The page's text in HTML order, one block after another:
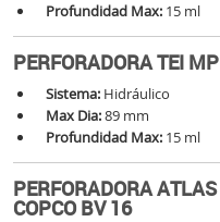
Profundidad Max: 15 ml
PERFORADORA TEI MP
Sistema: Hidráulico
Max Dia:89 mm
Profundidad Max: 15 ml
PERFORADORA ATLAS
COPCO BV 16